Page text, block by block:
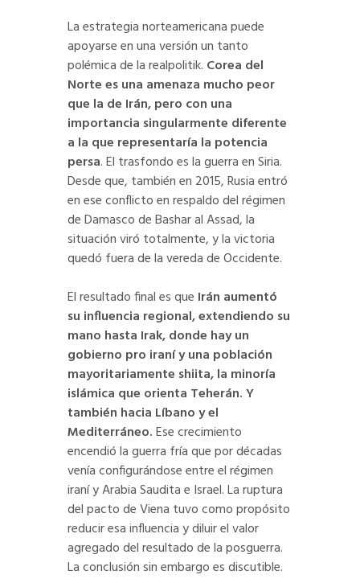
La estrategia norteamericana puede
apoyarse en una versión un tanto
polémica de la realpolitik. Corea del
Norte es una amenaza mucho peor
que la de Irán, pero con una
importancia singularmente diferente
a la que representaría la potencia
persa. El trasfondo es la guerra en Siria.
Desde que, también en 2015, Rusia entró
en ese conflicto en respaldo del régimen
de Damasco de Bashar al Assad, la
situación viró totalmente, y la victoria
quedó fuera de la vereda de Occidente.
El resultado final es que Irán aumentó
su influencia regional, extendiendo su
mano hasta Irak, donde hay un
gobierno pro iraní y una población
mayoritariamente shiita, la minoría
islámica que orienta Teherán. Y
también hacia Líbano y el
Mediterráneo.Ese crecimiento
encendió la guerra fría que por décadas
venía configurándose entre el régimen
iraní y Arabia Saudita e Israel. La ruptura
del pacto de Viena tuvo como propósito
reducir esa influencia y diluir el valor
agregado del resultado de la posguerra.
La conclusión sin embargo es discutible.